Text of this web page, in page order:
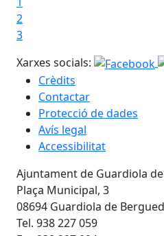
2
3
Xarxes socials:
Crèdits
Contactar
Protecció de dades
Avís legal
Accessibilitat
Ajuntament de Guardiola
Plaça Municipal, 3
08694 Guardiola de
Tel. 938 227 059